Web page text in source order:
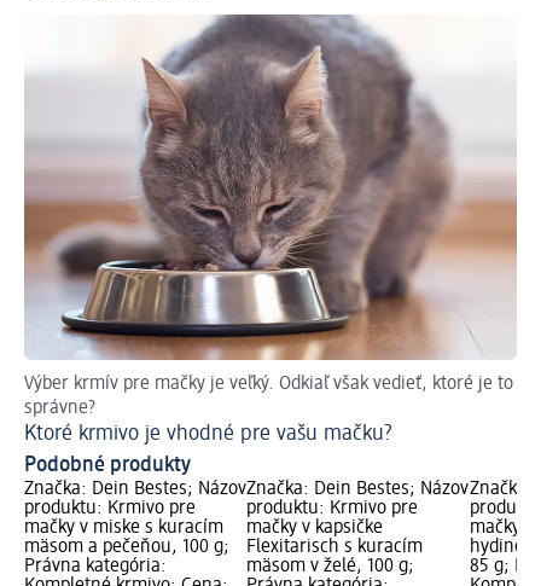
Výber krmív pre mačky je veľký. Odkiaľ však vedieť, ktoré je to
správne?
Ktoré krmivo je vhodné pre vašu mačku?
Podobné produkty
Značka: Dein Bestes; Názov
produktu: Krmivo pre
mačky v miske s kuracím
mäsom a pečeňou, 100 g;
Právna kategória:
Značka: Dein Bestes; Názov
produktu: Krmivo pre
mačky v kapsičke
Flexitarisch s kuracím
mäsom v želé, 100 g;
Značka:
mačky
85 g;